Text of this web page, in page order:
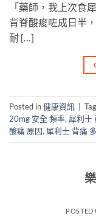
「藥師，我上次食
背脊酸痠咗成日半
耐 […]
Posted in健康資訊
20mg 安全 頻率, 犀利士
酸痛 原因, 犀利士 背痛
POSTED